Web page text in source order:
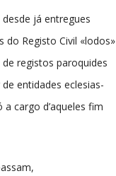
já entregues
do Registo Civil «lodos»
registos paroquides
entidades eclesias-
cargo d’aqueles fim